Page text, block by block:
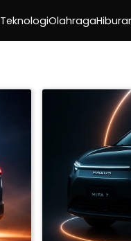
TeknologiOlahraga